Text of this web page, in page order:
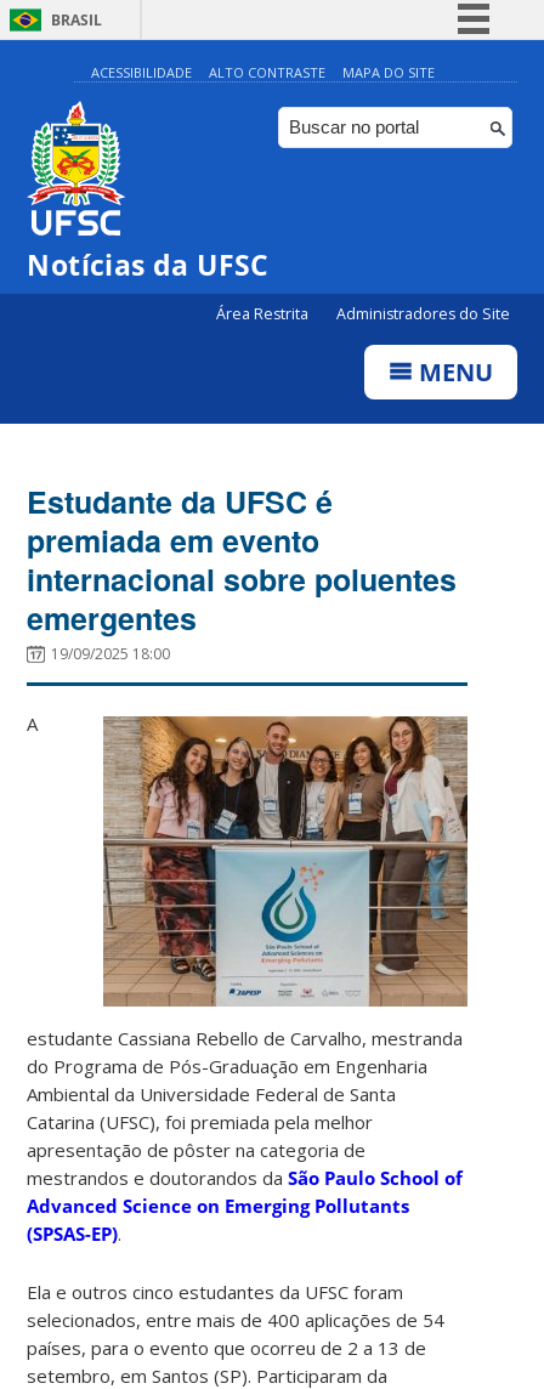
BRASIL
Simplifique!
Comunica BR
Participe
ACESSIBILIDADE ALTO CONTRASTE MAPA DO SITE
Notícias da UFSC
Área Restrita Administradores do Site
MENU
Estudante da UFSC é
premiada em evento
internacional sobre poluentes
emergentes
19/09/2025 18:00
A
estudante Cassiana Rebello de Carvalho, mestranda
do Programa de Pós-Graduação em Engenharia
Ambiental da Universidade Federal de Santa
Catarina (UFSC), foi premiada pela melhor
apresentação de pôster na categoria de
mestrandos e doutorandos daSão Paulo School of
Advanced Science on Emerging Pollutants
(SPSAS-EP).
Ela e outros cinco estudantes da UFSC foram
selecionados, entre mais de 400 aplicações de 54
países, para o evento que ocorreu de 2 a 13 de
setembro, em Santos (SP). Participaram da